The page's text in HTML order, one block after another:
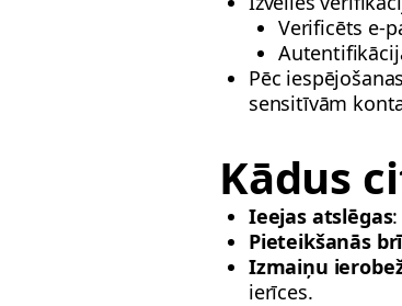
Verificēts e-
Pēc
sensitīvām
Kādus
Ieejas atslēgas
Pieteikšanās
Izmaiņu
ierīces.